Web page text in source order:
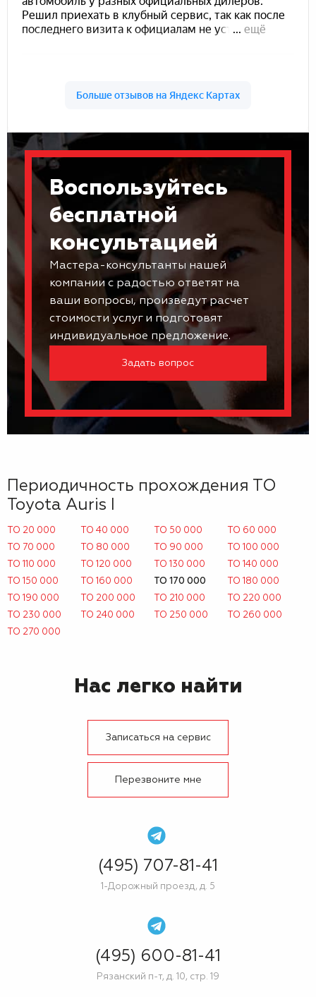
Воспользуйтесь
бесплатной
консультацией
Мастера-консультанты нашей
компании с радостью ответят на
ваши вопросы, произведут расчет
стоимости услуг и подготовят
индивидуальное предложение.
Задать вопрос
Периодичность прохождения ТО
Toyota Auris I
ТО 20 000 ТО 40 000 ТО 50 000
ТО 60 000
ТО 70 000
ТО 80 000 ТО 90 000
ТО 100 000
ТО 110 000
ТО 120 000 ТО 130 000
ТО 140 000
ТО 150 000
ТО 160 000 ТО 170 000
ТО 180 000
ТО 190 000
ТО 200 000 ТО 210 000
ТО 220 000
ТО 230 000
ТО 240 000 ТО 250 000
ТО 260 000
ТО 270 000
Нас легко найти
Записаться на сервис
Перезвоните мне
(495) 707-81-41
1-Дорожный проезд, д. 5
(495) 600-81-41
Рязанский п-т, д. 10, стр. 19